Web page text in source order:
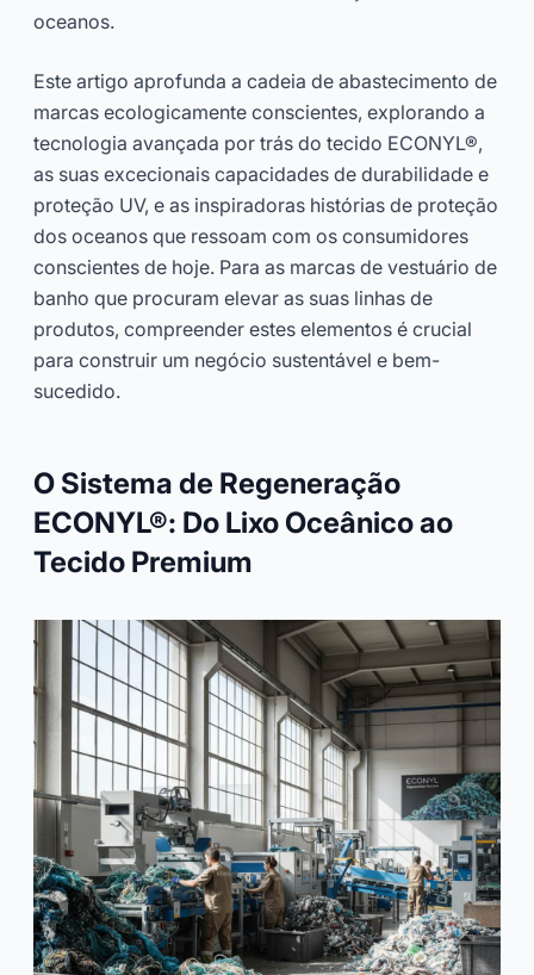
oceanos.
Este artigo aprofunda a cadeia de abastecimento de
marcas ecologicamente conscientes, explorando a
tecnologia avançada por trás do tecido ECONYL®,
as suas excecionais capacidades de durabilidade e
proteção UV, e as inspiradoras histórias de proteção
dos oceanos que ressoam com os consumidores
conscientes de hoje. Para as marcas de vestuário de
banho que procuram elevar as suas linhas de
produtos, compreender estes elementos é crucial
para construir um negócio sustentável e bem-
sucedido.
O Sistema de Regeneração
ECONYL®: Do Lixo Oceânico ao
Tecido Premium